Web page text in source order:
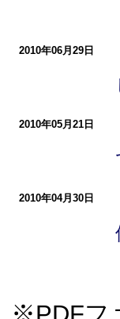
2010年06月29日
2010年05月21日
2010年04月30日